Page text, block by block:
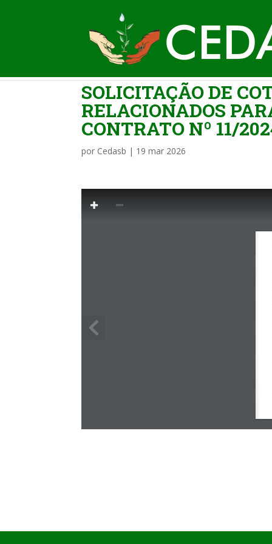
SOLICITAÇÃO DE
RELACIONADOS
CONTRATO Nº 11/
por Cedasb | 19 mar 2026